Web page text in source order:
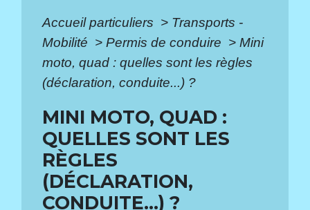
Accueil particuliers > Transports -
Mobilité > Permis de conduire > Mini
moto, quad : quelles sont les règles
(déclaration, conduite...) ?
MINI MOTO, QUAD :
QUELLES SONT LES
RÈGLES
(DÉCLARATION,
CONDUITE...) ?